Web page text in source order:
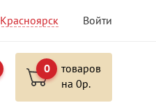
Красноярск Войти
0
товаров
на 0р.